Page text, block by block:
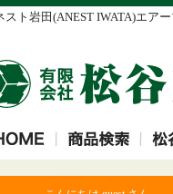
スト岩田(ANEST IWATA)エア